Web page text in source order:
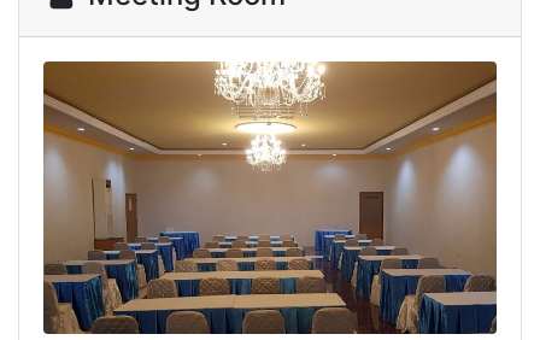
Kartu Undangan, Mobil Pengantin
Meeting Room